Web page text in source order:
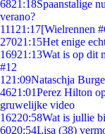
6821:18Spaanstalige
verano?
111 21:17[Wielrennen
27021:15Het enige
16921:13Wat is op dit
#12
1 21:09Nataschja
4621:01Perez Hilton
gruwelijke video
16220:58Wat is jullie
6020:54Lisa (38)